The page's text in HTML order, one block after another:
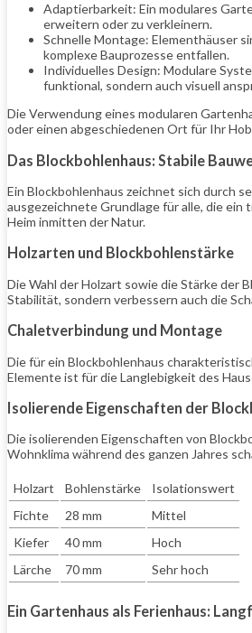
Adaptierbarkeit: Ein modulares
erweitern oder zu verkleinern.
Schnelle Montage: Elementhäuser
komplexe Bauprozesse entfallen.
Individuelles Design: Modulare
funktional, sondern auch visuell
Die Verwendung eines modularen
oder einen abgeschiedenen Ort für Ihr
Das Blockbohlenhaus: Stabile
Ein Blockbohlenhaus zeichnet sich durch
ausgezeichnete Grundlage für alle, die ein
Heim inmitten der Natur.
Holzarten und Blockbohlenstärke
Die Wahl der Holzart sowie die Stärke der
Stabilität, sondern verbessern auch die
Chaletverbindung und Montage
Die für ein Blockbohlenhaus
Elemente ist für die Langlebigkeit des
Isolierende Eigenschaften der
Die isolierenden Eigenschaften von
Wohnklima während des ganzen Jahres
Holzart Bohlenstärke
Isolationswert
Fichte
28 mm
Mittel
Kiefer
40 mm
Hoch
Lärche
70 mm Sehr hoch
Ein Gartenhaus als Ferienhaus: